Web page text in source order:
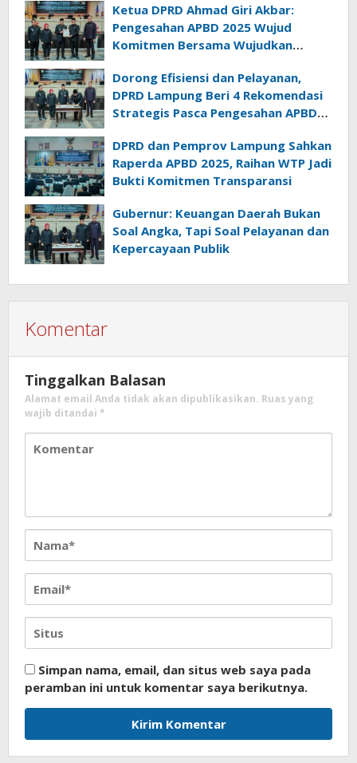
Ketua DPRD Ahmad Giri Akbar:
Pengesahan APBD 2025 Wujud
Komitmen Bersama Wujudkan
Dorong Efisiensi dan Pelayanan,
DPRD Lampung Beri 4 Rekomendasi
Strategis Pasca Pengesahan APBD
DPRD dan Pemprov Lampung Sahkan
Raperda APBD 2025, Raihan WTP Jadi
Bukti Komitmen Transparansi
Gubernur: Keuangan Daerah Bukan
Soal Angka, Tapi Soal Pelayanan dan
Kepercayaan Publik
Komentar
Tinggalkan Balasan
Alamat email Anda tidak akan dipublikasikan. Ruas yang
wajib ditandai *
Simpan nama, email, dan situs web saya pada
peramban ini untuk komentar saya berikutnya.